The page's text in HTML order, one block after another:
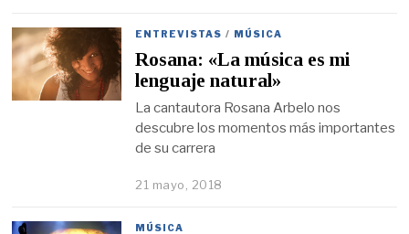
ENTREVISTAS / MÚSICA
Rosana: «La música es mi
lenguaje natural»
La cantautora Rosana Arbelo nos
descubre los momentos más importantes
de su carrera
21 mayo, 2018
MÚSICA